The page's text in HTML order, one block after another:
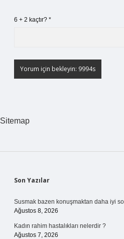
6 + 2 kaçtır? *
Sitemap
Sidebar
Son Yazılar
Susmak bazen konuşmaktan daha iyi
Ağustos 8, 2026
Kadın rahim hastalıkları nelerdir ?
Ağustos 7, 2026